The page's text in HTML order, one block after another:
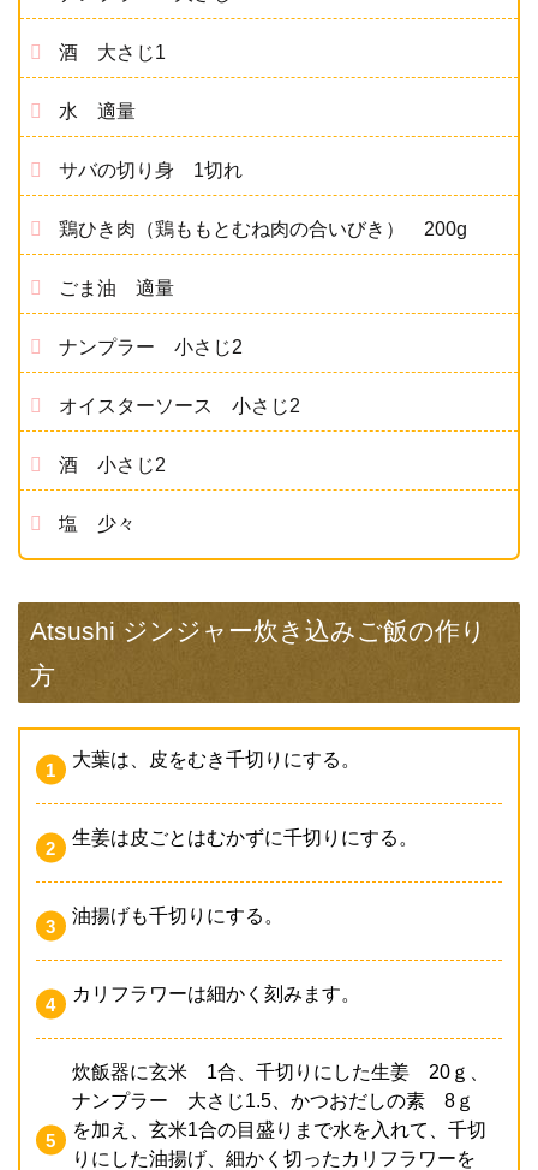
酒 大さじ1
水 適量
サバの切り身 1切れ
鶏ひき肉（鶏ももとむね肉の合いびき） 200g
ごま油 適量
ナンプラー 小さじ2
オイスターソース 小さじ2
酒 小さじ2
塩 少々
Atsushi ジンジャー炊き込みご飯の作り
方
大葉は、皮をむき千切りにする。
生姜は皮ごとはむかずに千切りにする。
油揚げも千切りにする。
カリフラワーは細かく刻みます。
炊飯器に玄米 1合、千切りにした生姜 20ｇ、
ナンプラー 大さじ1.5、かつおだしの素 8ｇ
を加え、玄米1合の目盛りまで水を入れて、千切
りにした油揚げ、細かく切ったカリフラワーを